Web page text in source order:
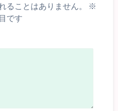
ることはありません。
※
です